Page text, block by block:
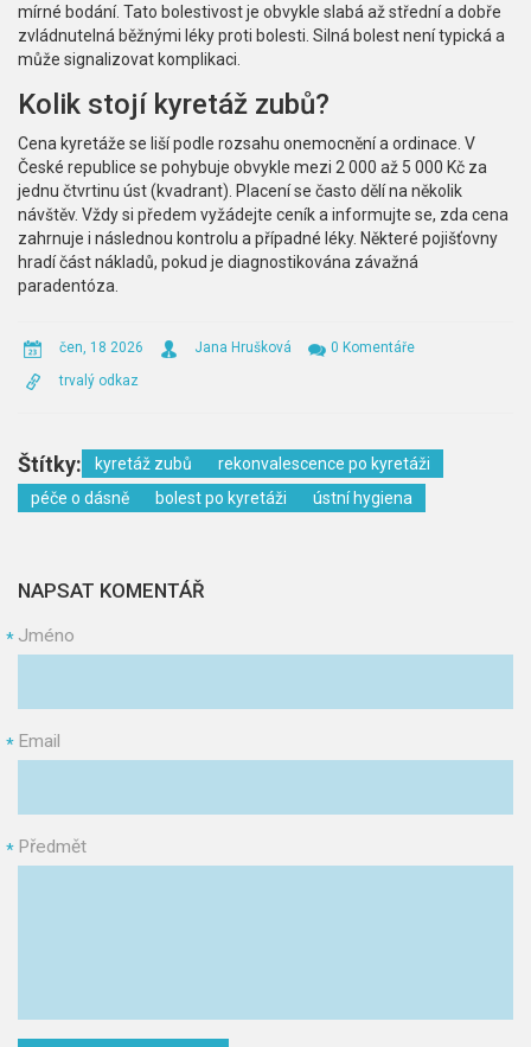
mírné bodání. Tato bolestivost je obvykle slabá až střední a dobře
zvládnutelná běžnými léky proti bolesti. Silná bolest není typická a
může signalizovat komplikaci.
Kolik stojí kyretáž zubů?
Cena kyretáže se liší podle rozsahu onemocnění a ordinace. V
České republice se pohybuje obvykle mezi 2 000 až 5 000 Kč za
jednu čtvrtinu úst (kvadrant). Placení se často dělí na několik
návštěv. Vždy si předem vyžádejte ceník a informujte se, zda cena
zahrnuje i následnou kontrolu a případné léky. Některé pojišťovny
hradí část nákladů, pokud je diagnostikována závažná
paradentóza.
čen, 18 2026 Jana Hrušková
0 Komentáře
trvalý odkaz
Štítky: kyretáž zubů
rekonvalescence po kyretáži
péče o dásně
bolest po kyretáži ústní hygiena
NAPSAT KOMENTÁŘ
Jméno
*
Email
*
Předmět
*